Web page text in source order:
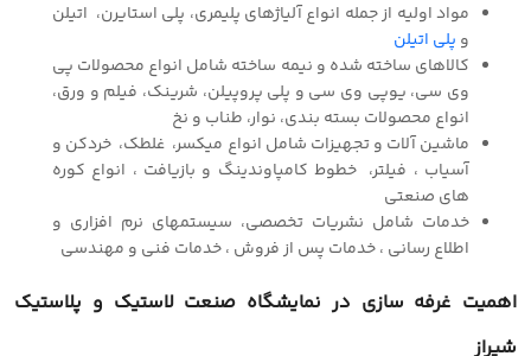
مواد اولیه از جمله انواع آلیاژهای پلیمری، پلی استایرن، اتیلن
و پلی اتیلن
کالاهای ساخته شده و نیمه ساخته شامل انواع محصولات پی
وی سی، یوپی وی سی و پلی پروپیلن، شرینک، فیلم و ورق،
انواع محصولات بسته بندی، نوار،‌ طناب و نخ
ماشین آلات و تجهیزات شامل انواع میکسر، غلطک، خردکن و
آسیاب ، فیلتر، خطوط کامپاوندینگ و بازیافت ، انواع کوره
های صنعتی
خدمات شامل نشریات تخصصی، سیستمهای نرم افزاری و
اطلاع رسانی ، خدمات پس از فروش ، خدمات فنی و مهندسی
اهمیت غرفه سازی در نمایشگاه صنعت لاستیک و پلاستیک
شیراز